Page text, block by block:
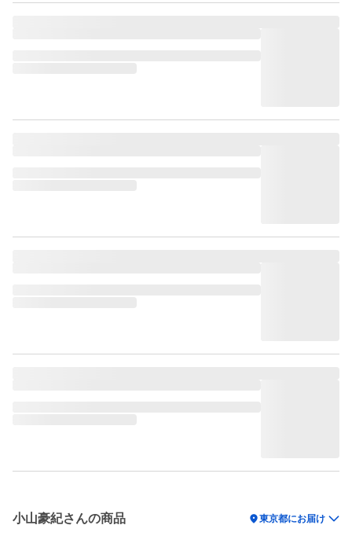
小山豪紀さんの商品 location_on東京都にお届け